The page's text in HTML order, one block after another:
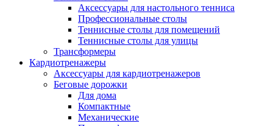
Аксессуары для настольного тенниса
Профессиональные столы
Теннисные столы для помещений
Теннисные столы для улицы
Трансформеры
Кардиотренажеры
Аксессуары для кардиотренажеров
Беговые дорожки
Для дома
Компактные
Механические